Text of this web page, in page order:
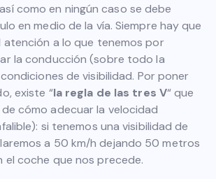
como en ningún caso se debe
en medio de la vía. Siempre hay que
a lo que tenemos por
la conducción (sobre todo la
de visibilidad. Por poner
existe “la regla de las tres V“ que
cómo adecuar la velocidad
si tenemos una visibilidad de
a 50 km/h dejando 50 metros
el coche que nos precede.